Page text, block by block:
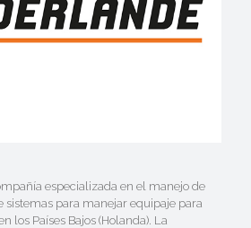
especializada en el manejo de
sistemas para manejar equipaje para
los Países Bajos (Holanda). La